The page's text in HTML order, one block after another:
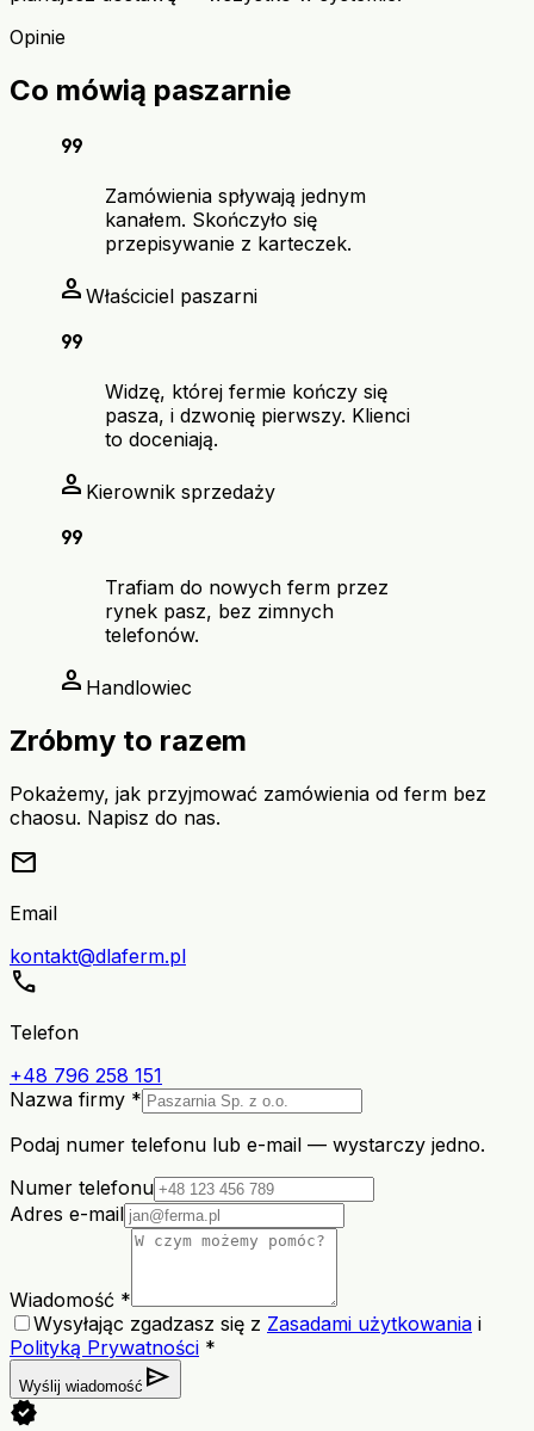
Opinie
Co mówią paszarnie
format_quote
Zamówienia spływają jednym
kanałem. Skończyło się
przepisywanie z karteczek.
person Właściciel paszarni
format_quote
Widzę, której fermie kończy się
pasza, i dzwonię pierwszy. Klienci
to doceniają.
person Kierownik sprzedaży
format_quote
Trafiam do nowych ferm przez
rynek pasz, bez zimnych
telefonów.
person Handlowiec
Zróbmy to razem
Pokażemy, jak przyjmować zamówienia od ferm bez
chaosu. Napisz do nas.
mail
Email
kontakt@dlaferm.pl
call
Telefon
+48 796 258 151
Nazwa firmy *
Podaj numer telefonu lub e-mail — wystarczy jedno.
Numer telefonu
Adres e-mail
Wiadomość *
Wysyłając zgadzasz się z Zasadami użytkowania i
Polityką Prywatności *
Wyślij wiadomość send
verified